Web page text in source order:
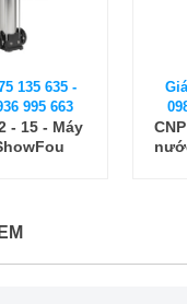
135 635 -
995 663
- Máy bơm
trục